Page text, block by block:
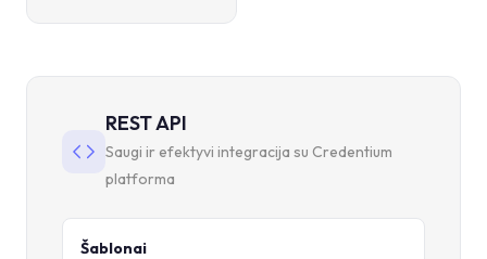
REST API
Saugi ir efektyvi integracija su Credentium
platforma
Šablonai